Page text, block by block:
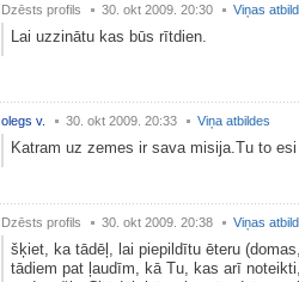
Dzēsts profils 30. okt 2009. 20:30 Viņas
Lai uzzinātu kas būs rītdien.
olegs v. 30. okt 2009. 20:33 Viņa atbildes
Katram uz zemes ir sava misija.Tu to
Dzēsts profils 30. okt 2009. 20:38 Viņas
šķiet, ka tādēļ, lai piepildītu ēteru
tādiem pat ļaudīm, kā Tu, kas arī